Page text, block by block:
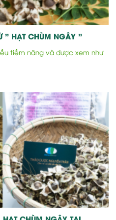
” HẠT CHÙM NGÂY ”
tiềm năng và được xem như